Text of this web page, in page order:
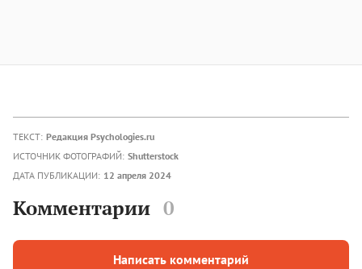
ТЕКСТ: Редакция Psychologies.ru
ИСТОЧНИК ФОТОГРАФИЙ: Shutterstock
ДАТА ПУБЛИКАЦИИ: 12 апреля 2024
Комментарии 0
Написать комментарий